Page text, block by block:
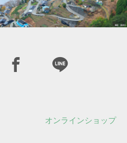
オンラインショップ